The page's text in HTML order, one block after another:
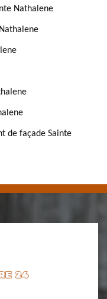
Nathalene
de façade Sainte